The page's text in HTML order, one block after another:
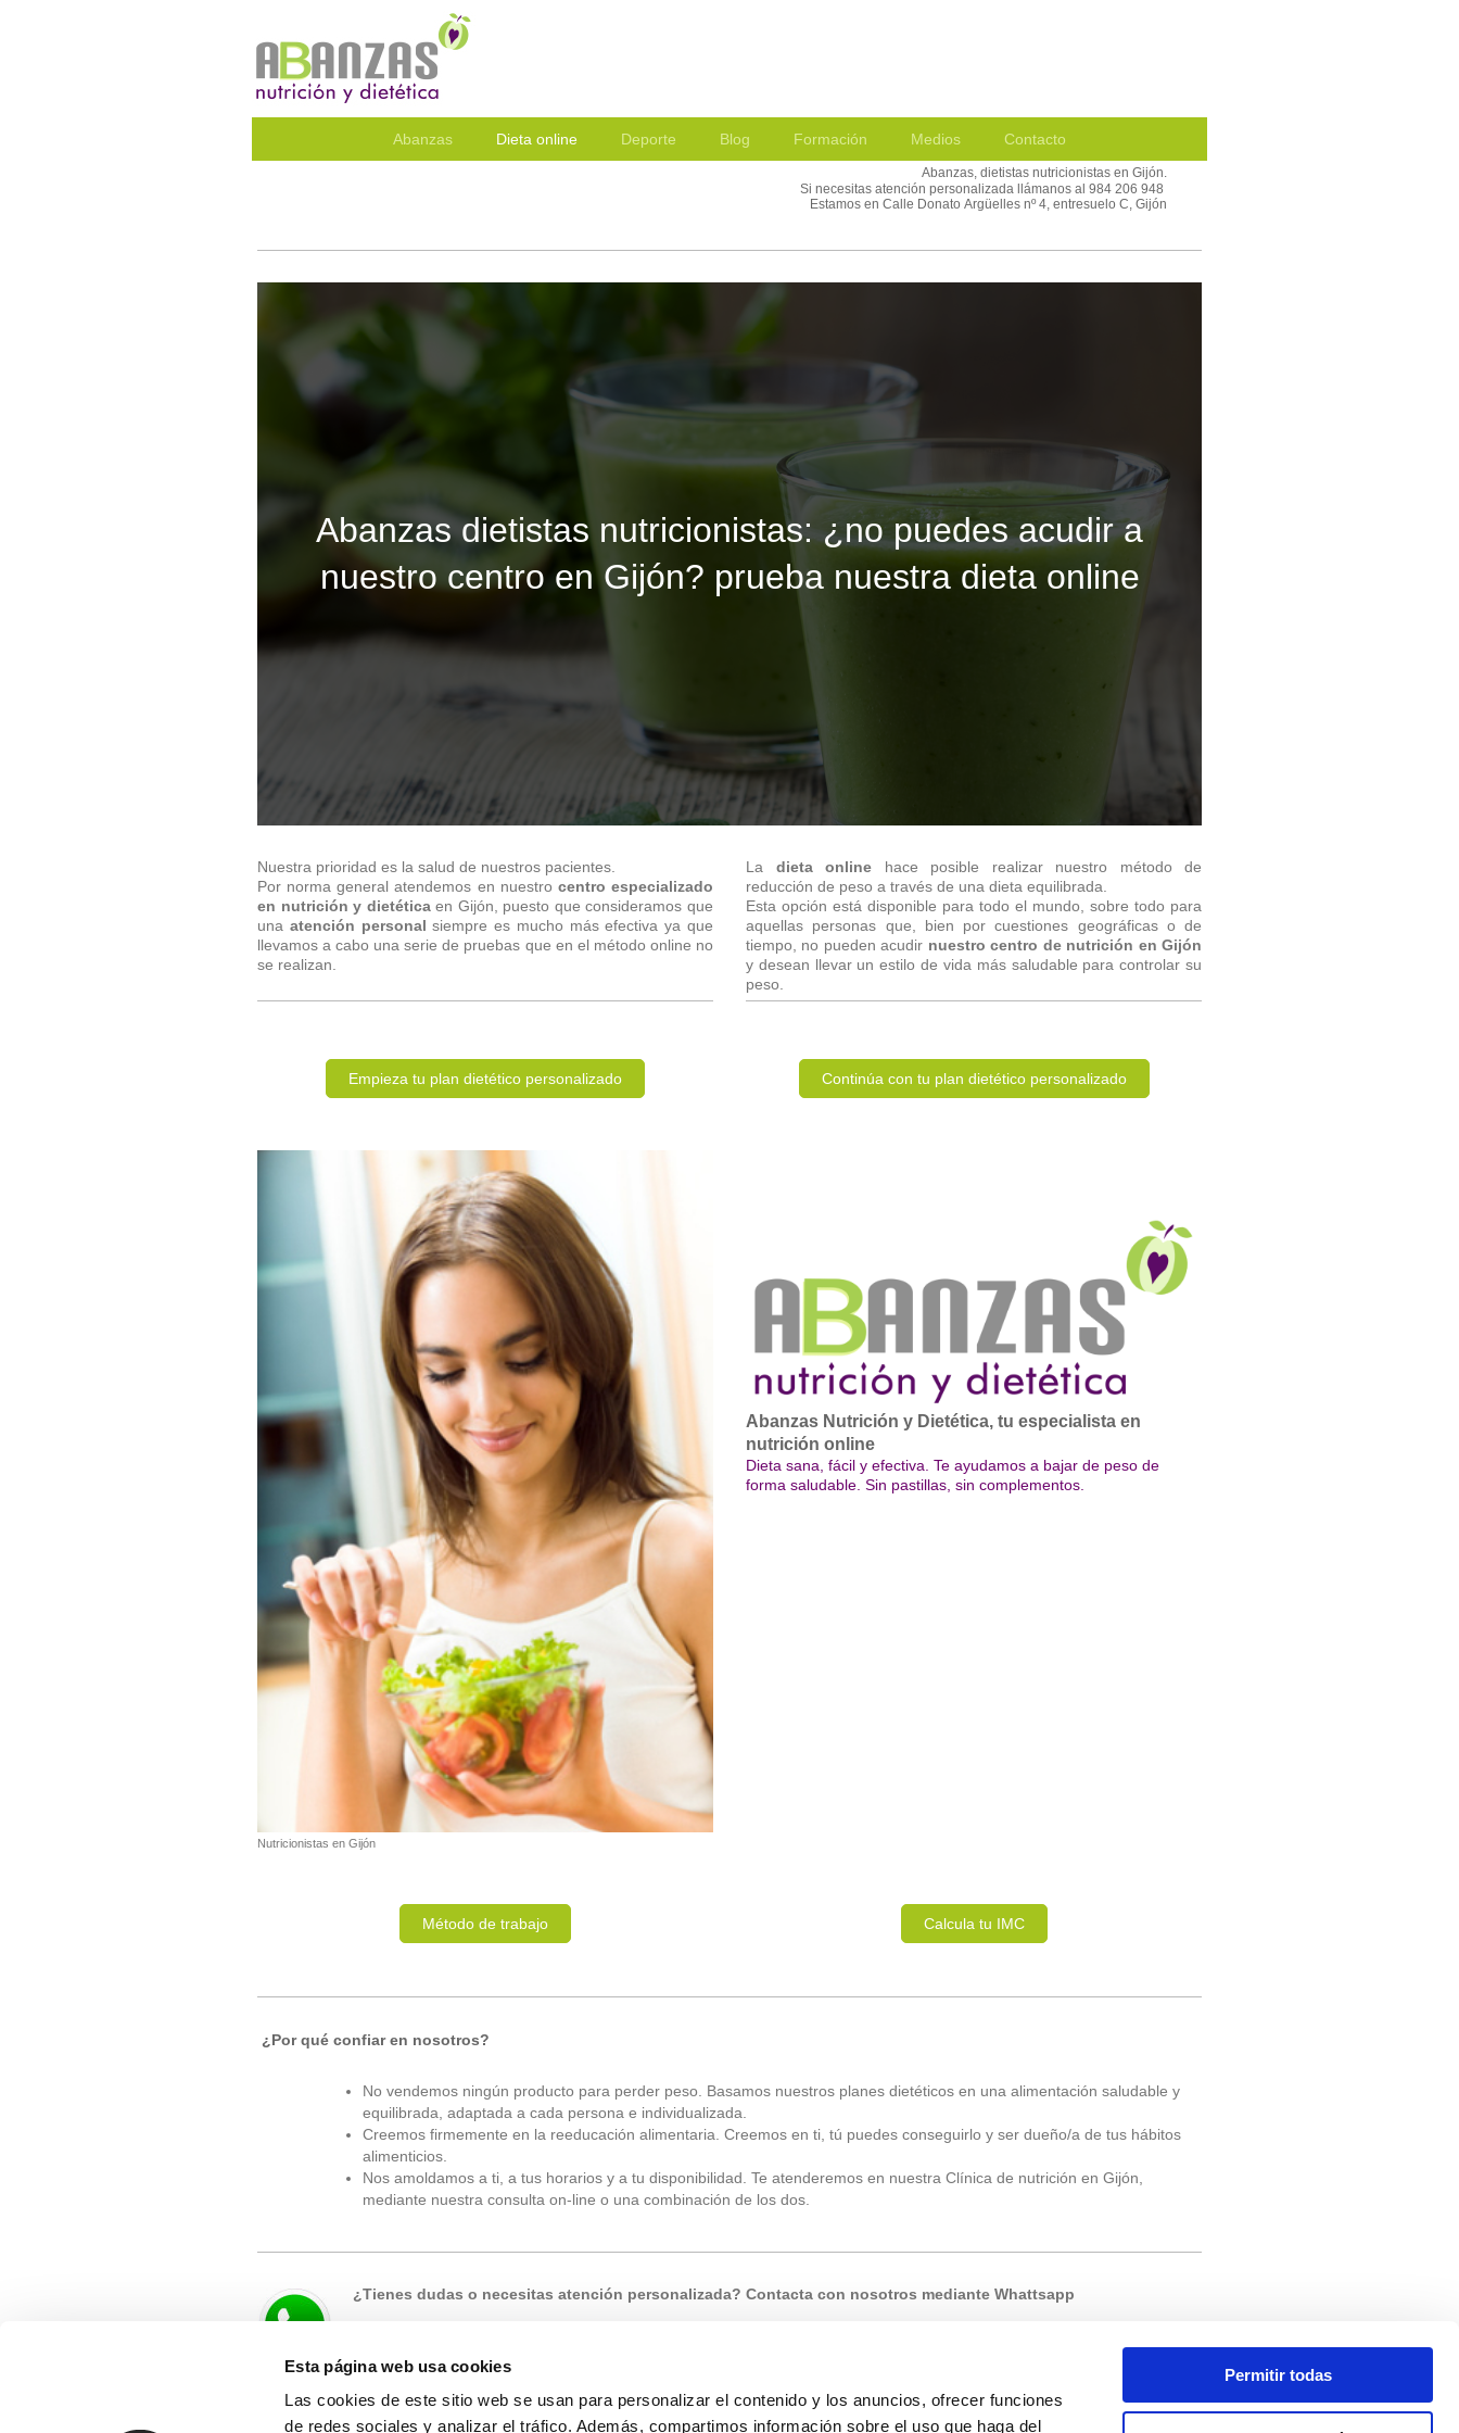
Esta página web usa cookies
Las cookies de este sitio web se usan para personalizar el contenido y los anuncios, ofrecer funciones
de redes sociales y analizar el tráfico. Además, compartimos información sobre el uso que haga del
Permitir todas
Abanzas Dieta online Deporte Blog Formación Medios Contacto
Abanzas, dietistas nutricionistas en Gijón.
Si necesitas atención personalizada llámanos al 984 206 948
Estamos en Calle Donato Argüelles nº 4, entresuelo C, Gijón
Abanzas dietistas nutricionistas: ¿no puedes acudir a
nuestro centro en Gijón? prueba nuestra dieta online
Nuestra prioridad es la salud de nuestros pacientes.
Por norma general atendemos en nuestro centro especializado
en nutrición y dietéticaen Gijón, puesto que consideramos que
una atención personal siempre es mucho más efectiva ya que
llevamos a cabo una serie de pruebas que en el método online no
se realizan.
La dieta online hace posible realizar nuestro método de
reducción de peso a través de una dieta equilibrada.
Esta opción está disponible para todo el mundo, sobre todo para
aquellas personas que, bien por cuestiones geográficas o de
tiempo, no pueden acudir nuestro centro de nutrición en Gijón
y desean llevar un estilo de vida más saludable para controlar su
peso.
Empieza tu plan dietético personalizado Continúa con tu plan dietético personalizado
Nutricionistas en Gijón
Abanzas Nutrición y Dietética, tu especialista en
nutrición online
Dieta sana, fácil y efectiva. Te ayudamos a bajar de peso de
forma saludable. Sin pastillas, sin complementos.
Método de trabajo Calcula tu IMC
¿Por qué confiar en nosotros?
No vendemos ningún producto para perder peso. Basamos nuestros planes dietéticos en una alimentación saludable y
equilibrada, adaptada a cada persona e individualizada.
Creemos firmemente en la reeducación alimentaria. Creemos en ti, tú puedes conseguirlo y ser dueño/a de tus hábitos
alimenticios.
Nos amoldamos a ti, a tus horarios y a tu disponibilidad. Te atenderemos en nuestra Clínica de nutrición en Gijón,
mediante nuestra consulta on-line o una combinación de los dos.
¿Tienes dudas o necesitas atención personalizada? Contacta con nosotros mediante Whattsapp
También te atenderemos por teléfono llamando al984 206 948o por mail ainfo@abanzas.es